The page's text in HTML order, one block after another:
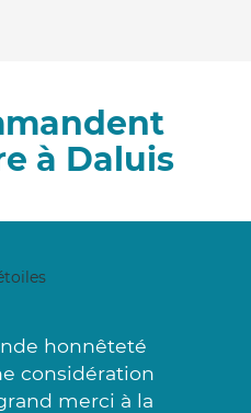
à Daluis
honnêteté
considération
merci à la